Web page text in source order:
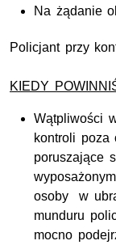
Na żądanie
Policjant przy
KIEDY
Wątpliwości
kontroli poza
poruszające
osoby w
munduru
mocno